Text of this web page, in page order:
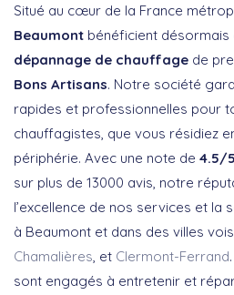
Situé au cœur de la France
Beaumont bénéficient désormais
dépannage de chauffage de
Bons Artisans. Notre société
rapides et professionnelles pour
chauffagistes, que vous résidiez
périphérie. Avec une note de 4.5/
sur plus de 13000 avis, notre
l’excellence de nos services et la
à Beaumont et dans des villes
Chamalières , et Clermont-Ferrand
sont engagés à entretenir et